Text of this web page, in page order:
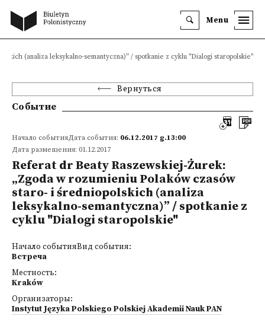
Menu
(analiza leksykalno-semantyczna)” / spotkanie z cyklu "Dialogi staropolskie"
Вернуться
Событие
Начало событияДата события: 06.12.2017 g.13:00
Дата размещения: 01.12.2017
Referat dr Beaty Raszewskiej-Żurek:
„Zgoda w rozumieniu Polaków czasów
staro- i średniopolskich (analiza
leksykalno-semantyczna)” / spotkanie z
cyklu "Dialogi staropolskie"
Начало событияВид события:
Встреча
Местность:
Kraków
Организаторы:
Instytut Języka Polskiego Polskiej Akademii Nauk PAN